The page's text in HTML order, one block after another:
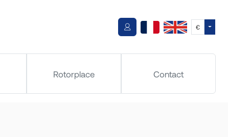
€
Rotorplace Contact